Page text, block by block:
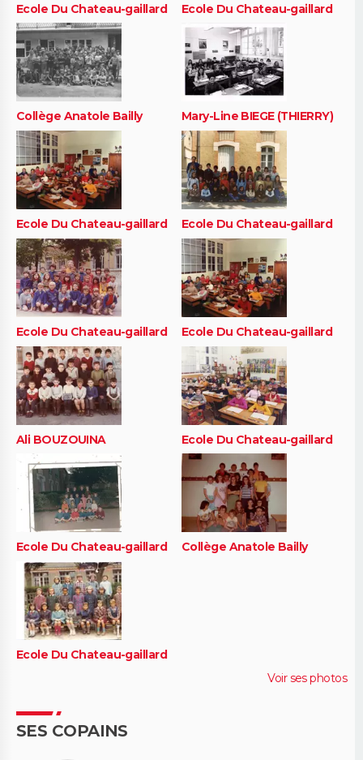
Ecole Du Chateau-gaillard Ecole Du Chateau-gaillard
Collège Anatole Bailly Mary-Line BIEGE (THIERRY)
Ecole Du Chateau-gaillard Ecole Du Chateau-gaillard
Ecole Du Chateau-gaillard Ecole Du Chateau-gaillard
Ali BOUZOUINA Ecole Du Chateau-gaillard
Ecole Du Chateau-gaillard Collège Anatole Bailly
Ecole Du Chateau-gaillard
Voir ses photos
SES COPAINS